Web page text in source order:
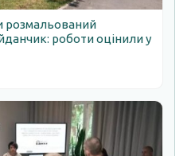
розмальований
роботи оцінили у